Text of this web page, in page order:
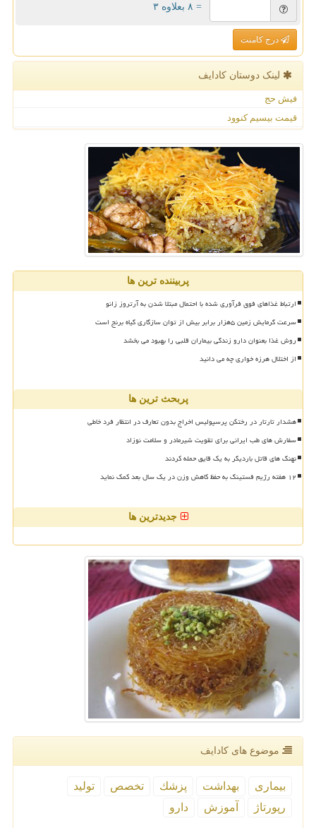
= ۸ بعلاوه ۳
درج کامنت
لینک دوستان كادایف
فیش حج
قیمت بیسیم کنوود
پربیننده ترین ها
ارتباط غذاهای فوق فرآوری شده با احتمال مبتلا شدن به آرتروز زانو
سرعت گرمایش زمین ۵هزار برابر بیش از توان سازگاری گیاه برنج است
روش غذا بعنوان دارو زندگی بیماران قلبی را بهبود می بخشد
از اختلال هرزه خواری چه می دانید
پربحث ترین ها
هشدار تارتار در رختکن پرسپولیس اخراج بدون تعارف در انتظار فرد خاطی
سفارش های طب ایرانی برای تقویت شیرمادر و سلامت نوزاد
نهنگ های قاتل باردیگر به یک قایق حمله کردند
۱۲ هفته رژیم فستینگ به حفظ کاهش وزن در یک سال بعد کمک نماید
جدیدترین ها
موضوع های كادایف
بیماری بهداشت پزشك تخصص
تولید
رپورتاژ
آموزش دارو